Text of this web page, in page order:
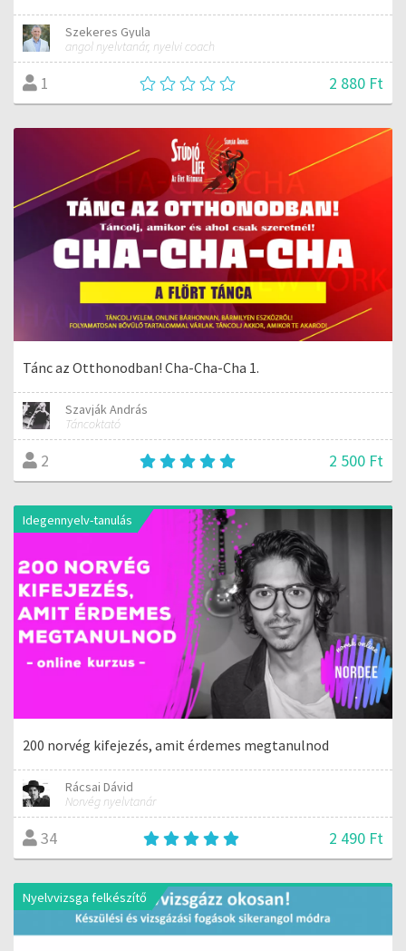
Szekeres Gyula
angol nyelvtanár, nyelvi coach
1 2 880 Ft
Tánc az Otthonodban! Cha-Cha-Cha 1.
Szavják András
Táncoktató
2 2 500 Ft
Idegennyelv-tanulás
200 norvég kifejezés, amit érdemes megtanulnod
Rácsai Dávid
Norvég nyelvtanár
34 2 490 Ft
Nyelvvizsga felkészítő